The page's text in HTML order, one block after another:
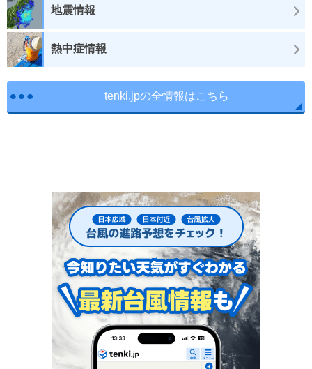
地震情報
熱中症情報
tenki.jpの全情報はこちら